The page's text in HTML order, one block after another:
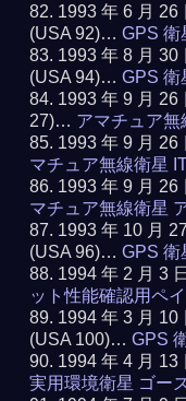
1993 年 6 月 26
(USA 92)…GPS 衛
1993 年 8 月 30
(USA 94)…GPS 衛
1993 年 9 月 26
27)… アマチュア無
1993 年 9 月
マチュア無線衛星
1993 年 9 月
マチュア無線衛星
1993 年 10 月
(USA 96)…GPS 衛
1994 年 2 月 3
ット性能確認用ペ
1994 年 3 月 10
(USA 100)…GPS
1994 年 4 月
実用環境衛星 ゴー